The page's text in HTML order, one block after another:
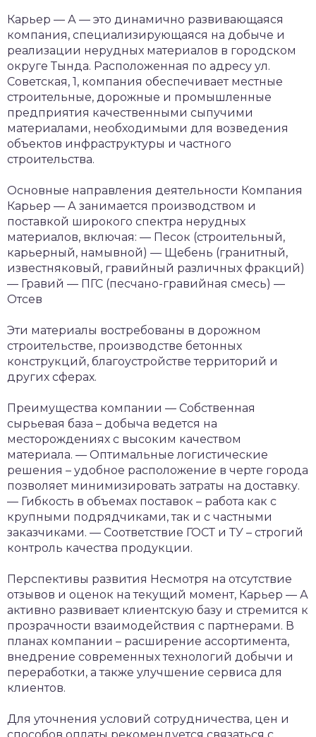
Карьер — А — это динамично развивающаяся
компания, специализирующаяся на добыче и
реализации нерудных материалов в городском
округе Тында. Расположенная по адресу ул.
Советская, 1, компания обеспечивает местные
строительные, дорожные и промышленные
предприятия качественными сыпучими
материалами, необходимыми для возведения
объектов инфраструктуры и частного
строительства.
Основные направления деятельности Компания
Карьер — А занимается производством и
поставкой широкого спектра нерудных
материалов, включая: — Песок (строительный,
карьерный, намывной) — Щебень (гранитный,
известняковый, гравийный различных фракций)
— Гравий — ПГС (песчано-гравийная смесь) —
Отсев
Эти материалы востребованы в дорожном
строительстве, производстве бетонных
конструкций, благоустройстве территорий и
других сферах.
Преимущества компании — Собственная
сырьевая база – добыча ведется на
месторождениях с высоким качеством
материала. — Оптимальные логистические
решения – удобное расположение в черте города
позволяет минимизировать затраты на доставку.
— Гибкость в объемах поставок – работа как с
крупными подрядчиками, так и с частными
заказчиками. — Соответствие ГОСТ и ТУ – строгий
контроль качества продукции.
Перспективы развития Несмотря на отсутствие
отзывов и оценок на текущий момент, Карьер — А
активно развивает клиентскую базу и стремится к
прозрачности взаимодействия с партнерами. В
планах компании – расширение ассортимента,
внедрение современных технологий добычи и
переработки, а также улучшение сервиса для
клиентов.
Для уточнения условий сотрудничества, цен и